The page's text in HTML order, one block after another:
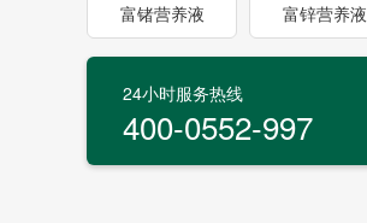
富锗营养液 富锌营养液
24小时服务热线
400-0552-997